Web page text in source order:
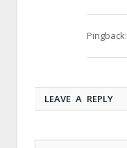
Pingback:
LEAVE A REPLY